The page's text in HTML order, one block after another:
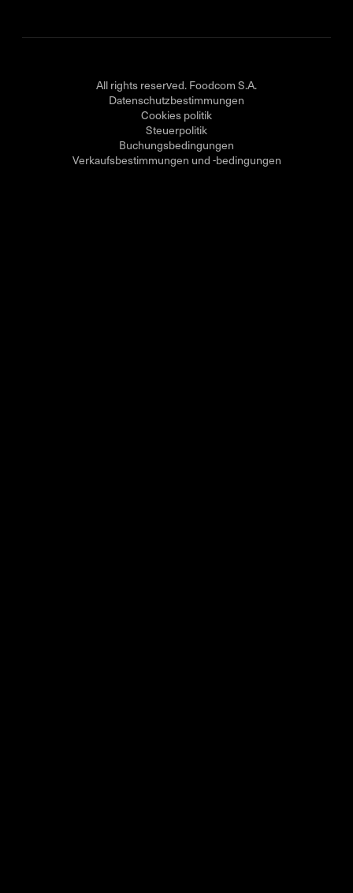
All rights reserved. Foodcom S.A.
Datenschutzbestimmungen
Cookies politik
Steuerpolitik
Buchungsbedingungen
Verkaufsbestimmungen und -bedingungen